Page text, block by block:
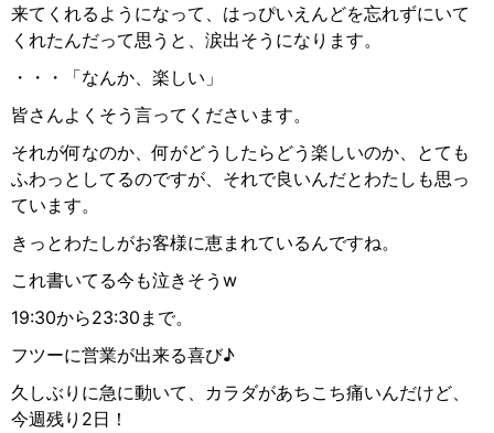
来てくれるようになって、はっぴいえんどを忘れずにいて
くれたんだって思うと、涙出そうになります。
・・・「なんか、楽しい」
皆さんよくそう言ってくださいます。
それが何なのか、何がどうしたらどう楽しいのか、とても
ふわっとしてるのですが、それで良いんだとわたしも思っ
ています。
きっとわたしがお客様に恵まれているんですね。
これ書いてる今も泣きそう w
19:30から23:30 まで。
フツーに営業が出来る喜び♪
久しぶりに急に動いて、カラダがあちこち痛いんだけど、
今週残り 2日！